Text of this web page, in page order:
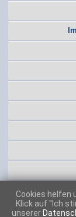
Cookies helfen
Klick auf "Ich
unserer